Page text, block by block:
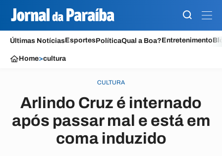
Últimas NotíciasEsportesPolíticaQual a Boa?Entretenimento
Home>cultura
CULTURA
Arlindo Cruz é internado
após passar mal e está em
coma induzido